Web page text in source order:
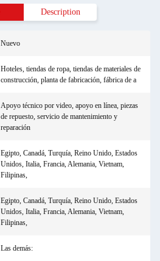
Description
Nuevo
Hoteles, tiendas de ropa, tiendas de materiales de
construcción, planta de fabricación, fábrica de a
Apoyo técnico por video, apoyo en línea, piezas
de repuesto, servicio de mantenimiento y
reparación
Egipto, Canadá, Turquía, Reino Unido, Estados
Unidos, Italia, Francia, Alemania, Vietnam,
Filipinas,
Egipto, Canadá, Turquía, Reino Unido, Estados
Unidos, Italia, Francia, Alemania, Vietnam,
Filipinas,
Las demás: